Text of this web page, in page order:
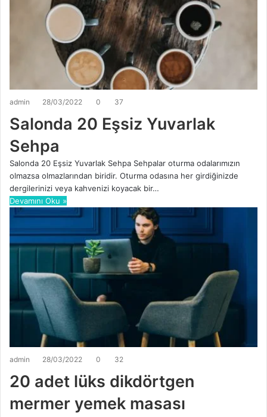
admin 28/03/2022 0 37
Salonda 20 Eşsiz Yuvarlak
Sehpa
Salonda 20 Eşsiz Yuvarlak Sehpa Sehpalar oturma odalarımızın
olmazsa olmazlarından biridir. Oturma odasına her girdiğinizde
dergilerinizi veya kahvenizi koyacak bir…
Devamını Oku »
admin 28/03/2022 0 32
20 adet lüks dikdörtgen
mermer yemek masası